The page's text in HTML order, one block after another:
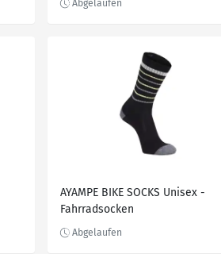
AYAMPE BIKE SOCKS Unisex -
Fahrradsocken